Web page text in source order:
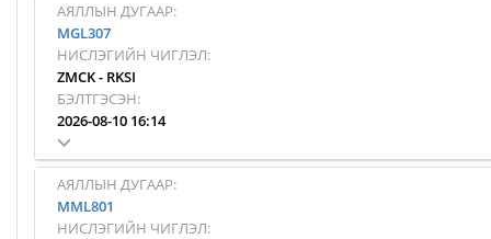
АЯЛЛЫН ДУГААР:
MGL307
НИСЛЭГИЙН ЧИГЛЭЛ:
ZMCK- RKSI
БЭЛТГЭСЭН:
2026-08-10 16:14
АЯЛЛЫН ДУГААР:
MML801
НИСЛЭГИЙН ЧИГЛЭЛ: